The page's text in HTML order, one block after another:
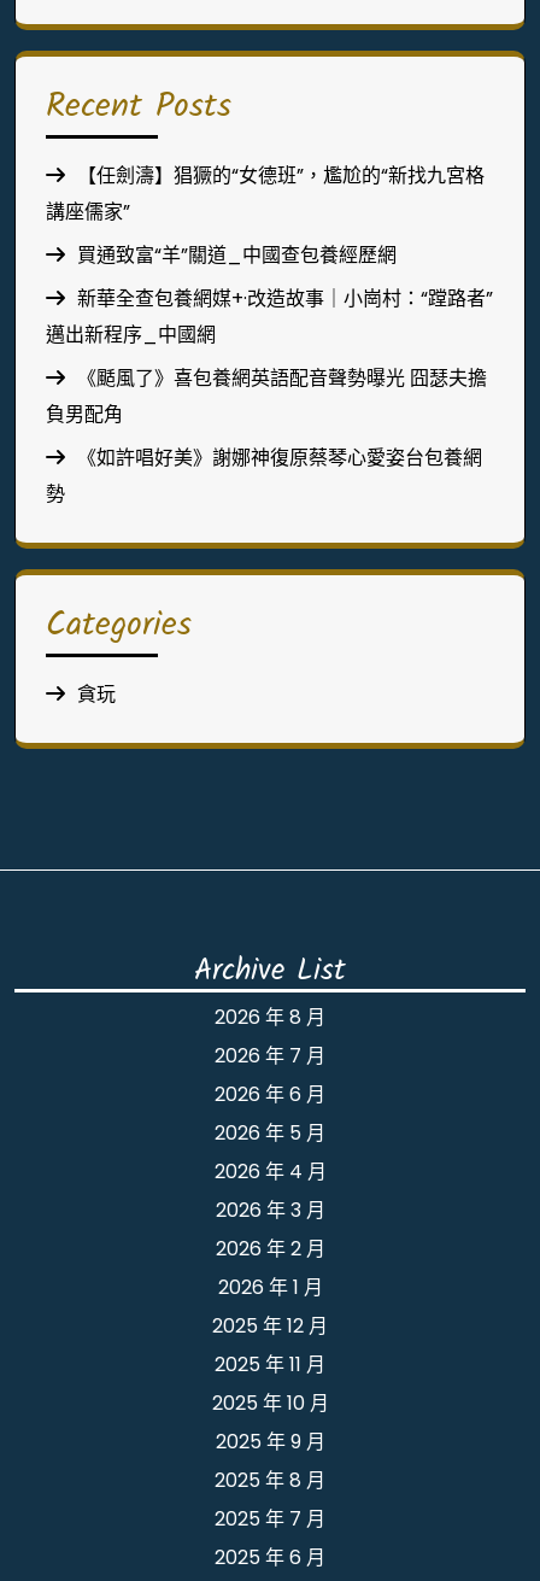
Recent Posts
【任劍濤】猖獗的“女德班”，尷尬的“新找九宮格
講座儒家”
買通致富“羊”關道_中國查包養經歷網
新華全查包養網媒+·改造故事｜小崗村：“蹚路者”
邁出新程序_中國網
《颳風了》喜包養網英語配音聲勢曝光 囧瑟夫擔
負男配角
《如許唱好美》謝娜神復原蔡琴心愛姿台包養網
勢
Categories
貪玩
Archive List
2026 年 8 月
2026 年 7 月
2026 年 6 月
2026 年 5 月
2026 年 4 月
2026 年 3 月
2026 年 2 月
2026 年 1 月
2025 年 12 月
2025 年 11 月
2025 年 10 月
2025 年 9 月
2025 年 8 月
2025 年 7 月
2025 年 6 月